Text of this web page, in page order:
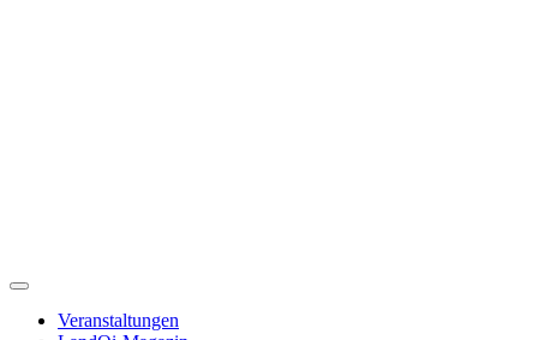
Veranstaltungen